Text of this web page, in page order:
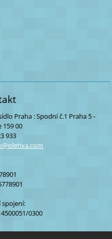
Praha :Spodní č.1 Praha 5 -
159 00
933
tiva.com
spojení:
0300